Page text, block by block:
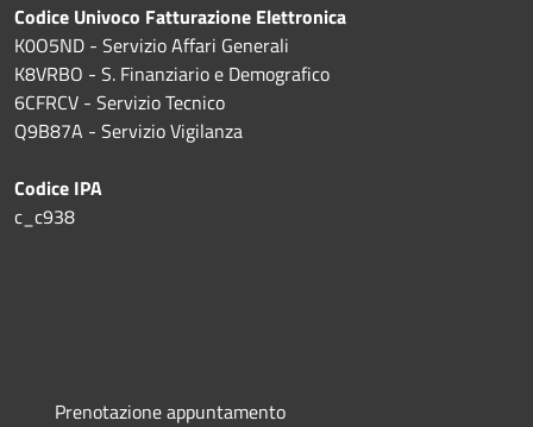
Codice Univoco Fatturazione Elettronica
K0O5ND - Servizio Affari Generali
K8VRBO - S. Finanziario e Demografico
6CFRCV - Servizio Tecnico
Q9B87A - Servizio Vigilanza
Codice IPA
c_c938
Prenotazione appuntamento